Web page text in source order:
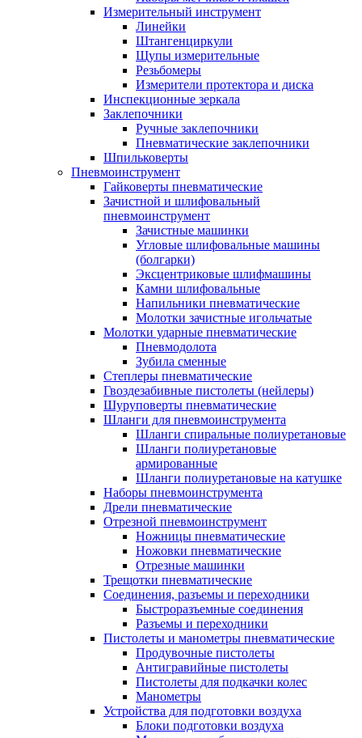
Измерительный инструмент
Линейки
Штангенциркули
Щупы измерительные
Резьбомеры
Измерители протектора и диска
Инспекционные зеркала
Заклепочники
Ручные заклепочники
Пневматические заклепочники
Шпильковерты
Пневмоинструмент
Гайковерты пневматические
Зачистной и шлифовальный
пневмоинструмент
Зачистные машинки
Угловые шлифовальные машины
(болгарки)
Эксцентриковые шлифмашины
Камни шлифовальные
Напильники пневматические
Молотки зачистные игольчатые
Молотки ударные пневматические
Пневмодолота
Зубила сменные
Степлеры пневматические
Гвоздезабивные пистолеты (нейлеры)
Шуруповерты пневматические
Шланги для пневмоинструмента
Шланги спиральные полиуретановые
Шланги полиуретановые
армированные
Шланги полиуретановые на катушке
Наборы пневмоинструмента
Дрели пневматические
Отрезной пневмоинструмент
Ножницы пневматические
Ножовки пневматические
Отрезные машинки
Трещотки пневматические
Соединения, разъемы и переходники
Быстроразъемные соединения
Разъемы и переходники
Пистолеты и манометры пневматические
Продувочные пистолеты
Антигравийные пистолеты
Пистолеты для подкачки колес
Манометры
Устройства для подготовки воздуха
Блоки подготовки воздуха